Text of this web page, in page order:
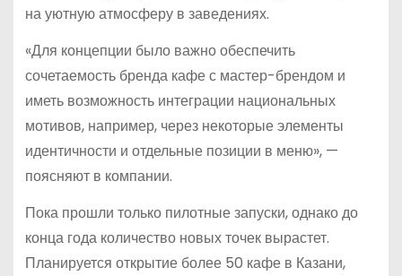
на уютную атмосферу в заведениях.
«Для концепции было важно обеспечить
сочетаемость бренда кафе с мастер-брендом и
иметь возможность интеграции национальных
мотивов, например, через некоторые элементы
идентичности и отдельные позиции в меню», —
поясняют в компании.
Пока прошли только пилотные запуски, однако до
конца года количество новых точек вырастет.
Планируется открытие более 50 кафе в Казани,